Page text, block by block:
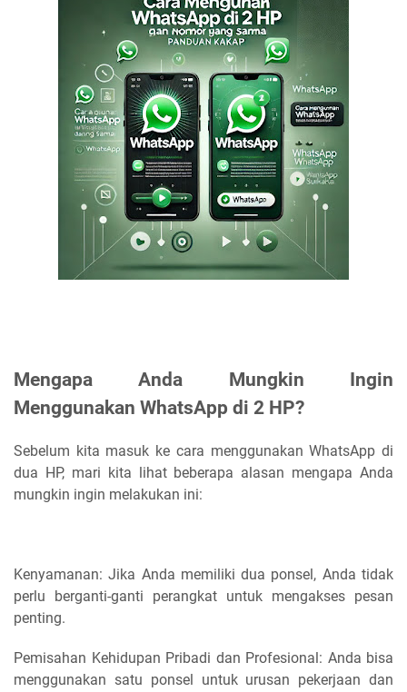
Mengapa Anda Mungkin Ingin
Menggunakan WhatsApp di 2 HP?
Sebelum kita masuk ke cara menggunakan WhatsApp di
dua HP, mari kita lihat beberapa alasan mengapa Anda
mungkin ingin melakukan ini:
Kenyamanan: Jika Anda memiliki dua ponsel, Anda tidak
perlu berganti-ganti perangkat untuk mengakses pesan
penting.
Pemisahan Kehidupan Pribadi dan Profesional: Anda bisa
menggunakan satu ponsel untuk urusan pekerjaan dan